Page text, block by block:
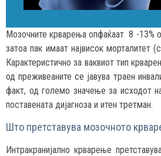
Мозочните крварења опфаќаат 8 -13%
затоа пак имаат највисок морталитет
Карактеристично за ваквиот тип
од преживеаните се јавува траен
факт, од големо значење за исходот
поставената дијагноза и итен третман.
Што претставува мозочното
Интракранијално крварење